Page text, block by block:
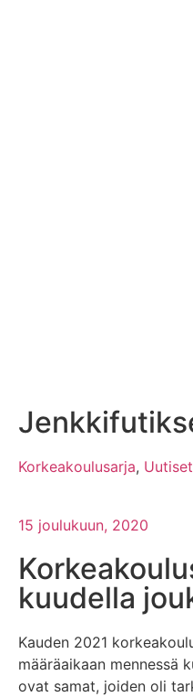
Korkeakoulusarja, Uutiset
15 joulukuun, 2020
kuudella
Kauden 2021
määräaikaan mennessä
ovat samat, joiden oli